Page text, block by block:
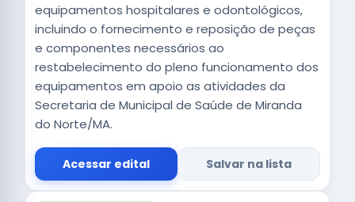
equipamentos hospitalares e odontológicos,
incluindo o fornecimento e reposição de peças
e componentes necessários ao
restabelecimento do pleno funcionamento dos
equipamentos em apoio as atividades da
Secretaria de Municipal de Saúde de Miranda
do Norte/MA.
Acessar edital Salvar na lista